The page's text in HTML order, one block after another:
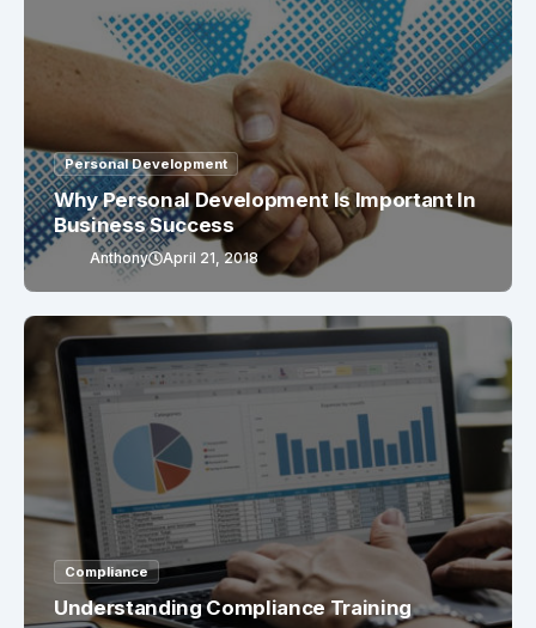
Personal Development
Why Personal Development Is Important In
Business Success
Anthony April 21, 2018
Compliance
Understanding Compliance Training